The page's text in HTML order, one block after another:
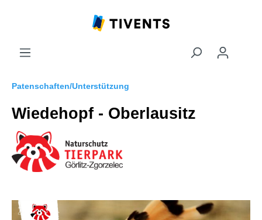
Patenschaften/Unterstützung
Wiedehopf - Oberlausitz